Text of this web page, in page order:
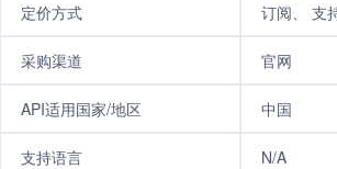
定价方式 订阅、 支
采购渠道 官网
API适用国家/地区 中国
支持语言 N/A